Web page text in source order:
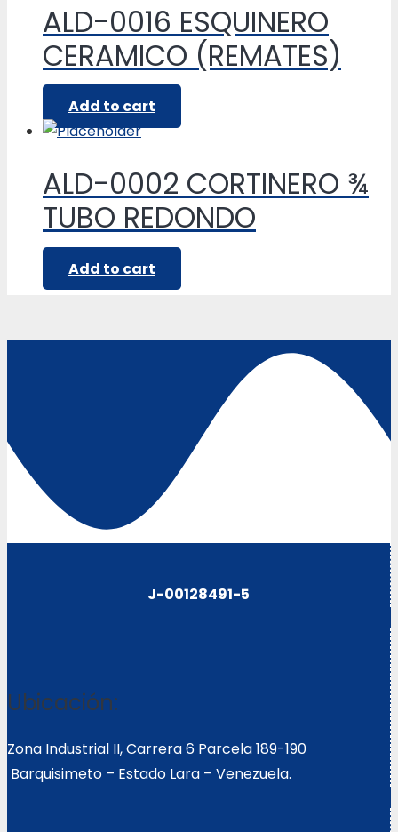
ALD-0016 ESQUINERO
CERAMICO (REMATES)
Add to cart
ALD-0002 CORTINERO ¾
TUBO REDONDO
Add to cart
J-00128491-5
Ubicación:
Zona Industrial II, Carrera 6 Parcela 189-190
Barquisimeto – Estado Lara – Venezuela.